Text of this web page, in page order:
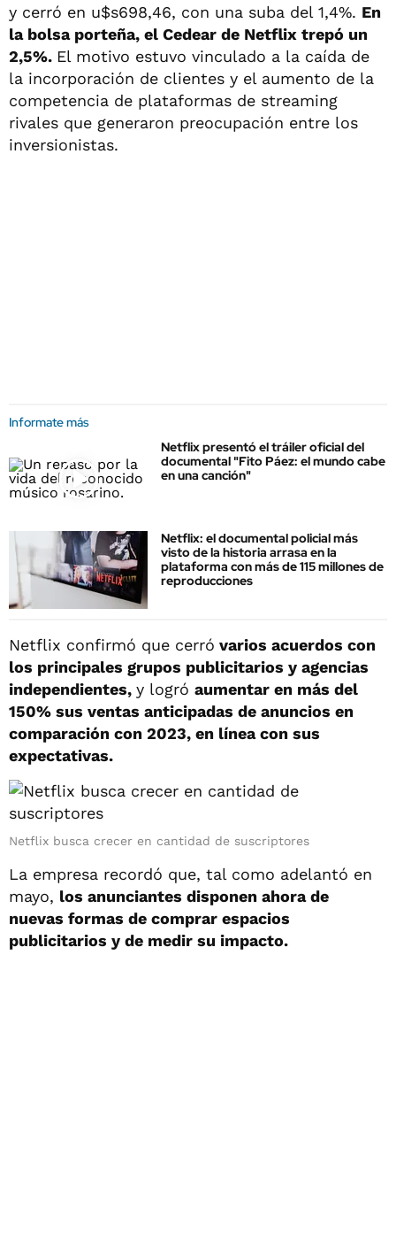
y cerró en u$s698,46, con una suba del 1,4%. En
la bolsa porteña, el Cedear de Netflix trepó un
2,5%. El motivo estuvo vinculado a la caída de
la incorporación de clientes y el aumento de la
competencia de plataformas de streaming
rivales que generaron preocupación entre los
inversionistas.
Informate más
Netflix presentó el tráiler oficial del
documental "Fito Páez: el mundo cabe
en una canción"
Netflix: el documental policial más
visto de la historia arrasa en la
plataforma con más de 115 millones de
reproducciones
Netflix confirmó que cerró varios acuerdos con
los principales grupos publicitarios y agencias
independientes, y logró aumentar en más del
150% sus ventas anticipadas de anuncios en
comparación con 2023, en línea con sus
expectativas.
Netflix busca crecer en cantidad de suscriptores
La empresa recordó que, tal como adelantó en
mayo, los anunciantes disponen ahora de
nuevas formas de comprar espacios
publicitarios y de medir su impacto.